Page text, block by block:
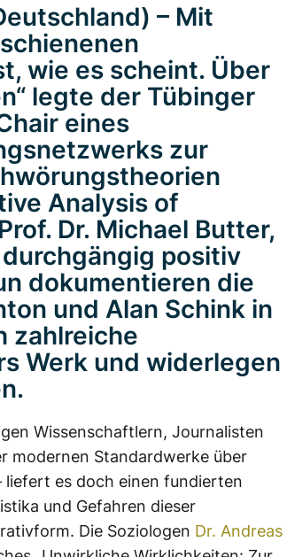
– Mit
wie es scheint. Über
legte der Tübinger
eines
zur
Analysis of
Dr. Michael Butter,
positiv
dokumentieren die
und Alan Schink in
zahlreiche
Werk und widerlegen
Wissenschaftlern, Journalisten
modernen Standardwerke über
liefert es doch einen fundierten
und Gefahren dieser
Die Soziologen Dr. Andreas